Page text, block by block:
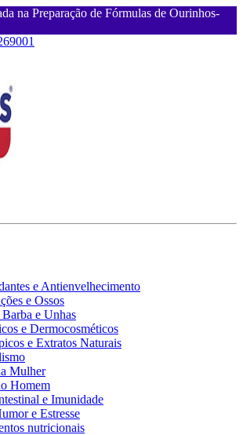
na Preparação de Fórmulas de Ourinhos-
e Antienvelhecimento
e Ossos
e Unhas
e Dermocosméticos
e Extratos Naturais
Mulher
Homem
e Imunidade
e Estresse
nutricionais